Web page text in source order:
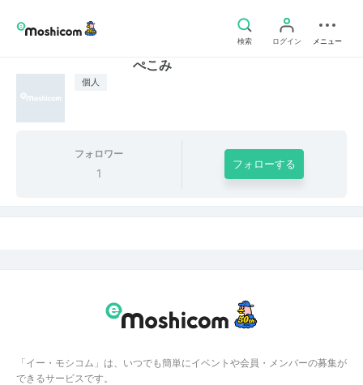
検索 ログイン メニュー
個人
ぺこみ
フォロワー
1
フォローする
「イー・モシコム」は、いつでも簡単にイベントや会員・メンバーの募集が
できるサービスです。